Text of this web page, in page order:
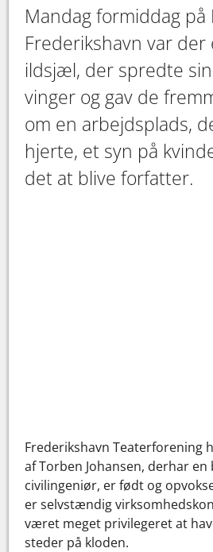
Mandag formiddag på
Frederikshavn var der
ildsjæl, der spredte
vinger og gav de
om en arbejdsplads,
hjerte, et syn på
det at blive forfatter.
Frederikshavn Teaterforening
af Torben Johansen, derhar en
civilingeniør, er født og
er selvstændig
været meget privilegeret at
steder på kloden.